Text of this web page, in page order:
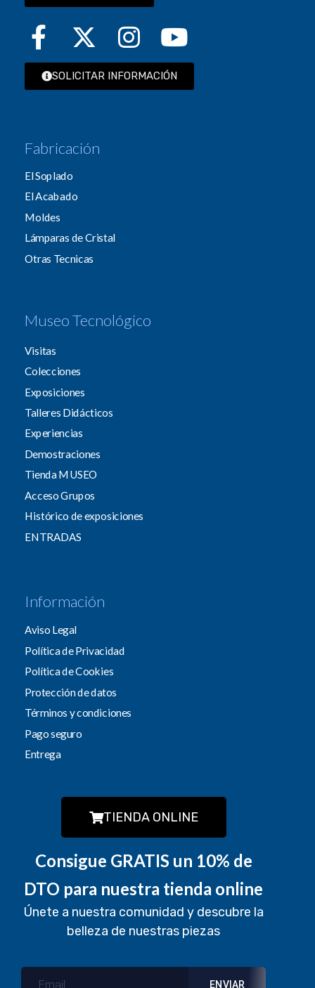
SOLICITAR INFORMACIÓN
Fabricación
El Soplado
El Acabado
Moldes
Lámparas de Cristal
Otras Tecnicas
Museo Tecnológico
Visitas
Colecciones
Exposiciones
Talleres Didácticos
Experiencias
Demostraciones
Tienda MUSEO
Acceso Grupos
Histórico de exposiciones
ENTRADAS
Información
Aviso Legal
Política de Privacidad
Política de Cookies
Protección de datos
Términos y condiciones
Pago seguro
Entrega
TIENDA ONLINE
Consigue GRATIS un 10% de
DTO para nuestra tienda online
Únete a nuestra comunidad y descubre la
belleza de nuestras piezas